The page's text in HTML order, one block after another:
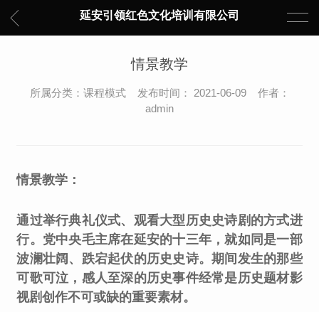
延安引领红色文化培训有限公司
情景教学
所属分类：课程模式 发布时间： 2021-06-09 作者：
admin
情景教学：
通过举行典礼仪式、观看大型历史史诗剧的方式进
行。党中央毛主席在延安的十三年，就如同是一部
波澜壮阔、跌宕起伏的历史史诗。期间发生的那些
可歌可泣，感人至深的历史事件经常是历史题材影
视剧创作不可或缺的重要素材。